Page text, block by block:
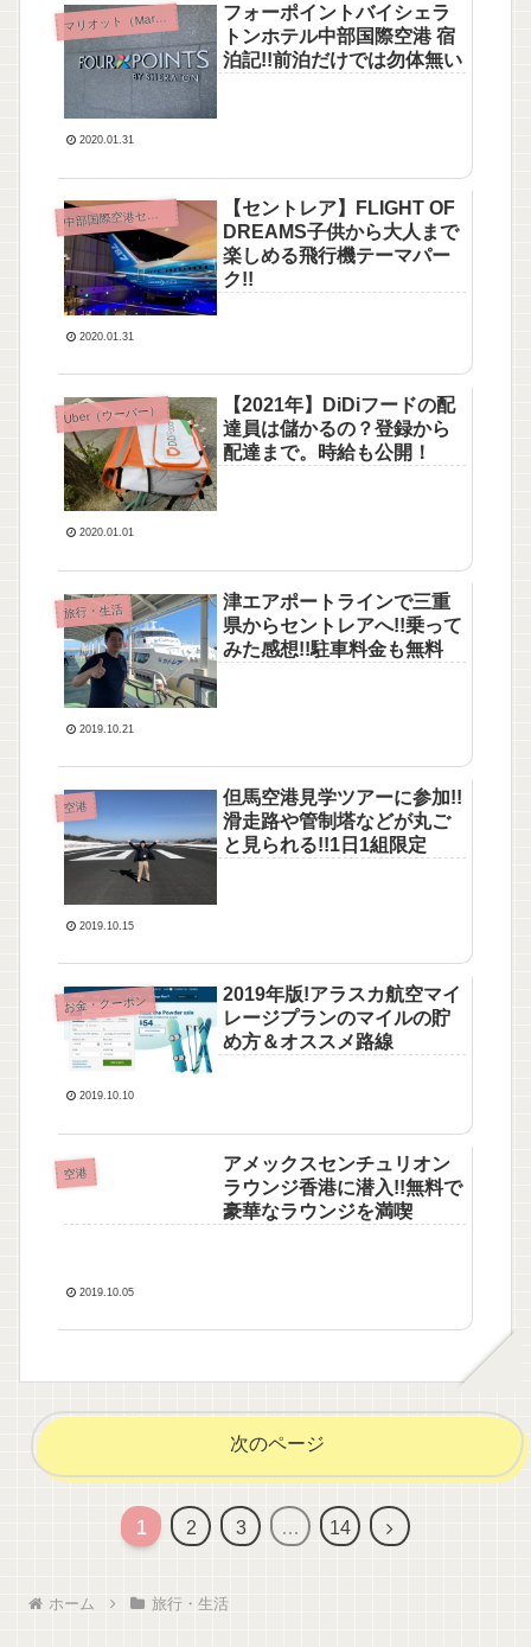
マ
リオット（Marriott）
フォーポイントバイシェラ
トンホテル中部国際空港 宿
泊記!!前泊だけでは勿体無い
2020.01.31
中部国際空港セントレア（NGO）
【セントレア】FLIGHT OF
DREAMS子供から大人まで
楽しめる飛行機テーマパー
ク!!
2020.01.31
Uber（ウーバー）
【2021年】DiDiフードの配
達員は儲かるの？登録から
配達まで。時給も公開！
2020.01.01
旅行・生活
津エアポートラインで三重
県からセントレアへ!!乗って
みた感想!!駐車料金も無料
2019.10.21
空港
但馬空港見学ツアーに参加!!
滑走路や管制塔などが丸ご
と見られる!!1日1組限定
2019.10.15
お金・クーポン
2019年版!アラスカ航空マイ
レージプランのマイルの貯
め方＆オススメ路線
2019.10.10
空港
アメックスセンチュリオン
ラウンジ香港に潜入!!無料で
豪華なラウンジを満喫
2019.10.05
次のページ
1 2 3 … 14
ホーム 旅行・生活